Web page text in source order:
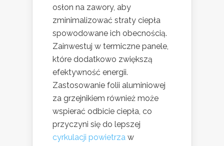
osłon na zawory, aby
zminimalizować straty ciepła
spowodowane ich obecnością.
Zainwestuj w termiczne panele,
które dodatkowo zwiększą
efektywność energii.
Zastosowanie folii aluminiowej
za grzejnikiem również może
wspierać odbicie ciepła, co
przyczyni się do lepszej
cyrkulacji powietrza w